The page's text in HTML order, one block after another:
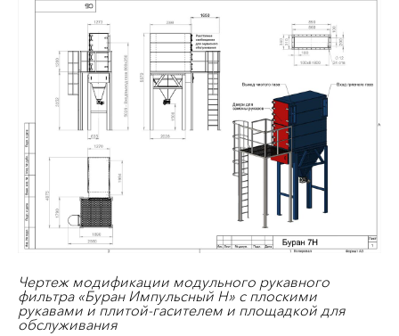
Чертеж модификации модульного рукавного
фильтра «Буран Импульсный Н» с плоскими
рукавами и плитой-гасителем и площадкой для
обслуживания